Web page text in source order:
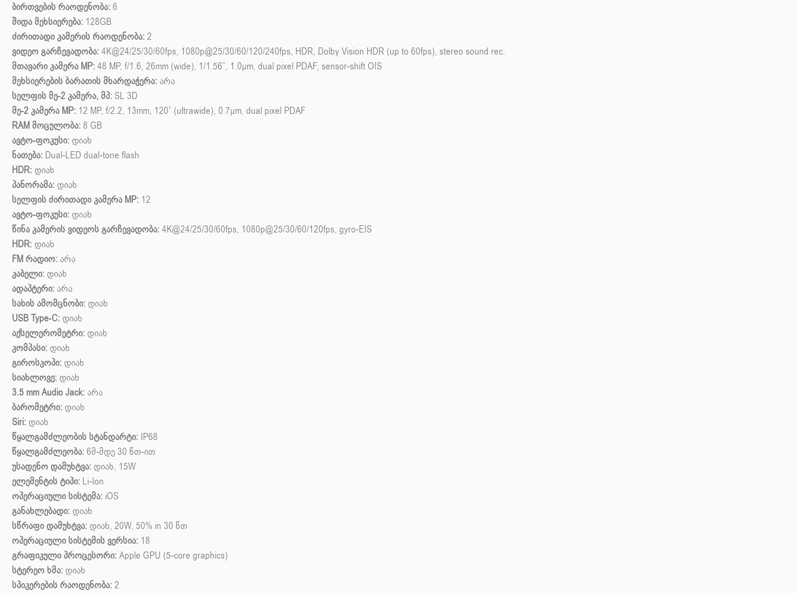
ბირთვების რაოდენობა:6
შიდა მეხსიერება: 128GB
ძირითადი კამერის რაოდენობა:2
ვიდეო გარჩევადობა:4K@24/25/30/60fps, 1080p@25/30/60/120/240fps, HDR, Dolby Vision HDR (up to 60fps), stereo sound rec.
მთავარი კამერა MP:48 MP, f/1.6, 26mm (wide), 1/1.56”, 1.0µm, dual pixel PDAF, sensor-shift OIS
მეხსიერების ბარათის მხარდაჭერა:არა
სელფის მე-2 კამერა, მპ: SL 3D
მე-2 კამერა MP: 12 MP, f/2.2, 13mm, 120˚ (ultrawide), 0.7µm, dual pixel PDAF
RAM მოცულობა:8 GB
ავტო-ფოკუსი: დიახ
ნათება: Dual-LED dual-tone flash
HDR: დიახ
პანორამა: დიახ
სელფის ძირითადი კამერა MP: 12
ავტო-ფოკუსი: დიახ
წინა კამერის ვიდეოს გარჩევადობა:4K@24/25/30/60fps, 1080p@25/30/60/120fps, gyro-EIS
HDR: დიახ
FM რადიო:არა
კაბელი: დიახ
ადაპტერი:არა
სახის ამომცნობი: დიახ
USB Type-C: დიახ
აქსელერომეტრი: დიახ
კომპასი: დიახ
გიროსკოპი: დიახ
სიახლოვე: დიახ
3.5 mm Audio Jack:არა
ბარომეტრი: დიახ
Siri: დიახ
წყალგამძლეობის სტანდარტი: IP68
წყალგამძლეობა:6მ-მდე 30 წთ-ით
უსადენო დამუხტვა: დიახ, 15W
ელემენტის ტიპი: Li-Ion
ოპერაციული სისტემა: iOS
განახლებადი: დიახ
სწრაფი დამუხტვა: დიახ, 20W, 50% in 30 წთ
ოპერაციული სისტემის ვერსია: 18
გრაფიკული პროცესორი:Apple GPU (5-core graphics)
სტერეო ხმა: დიახ
სპიკერების რაოდენობა:2